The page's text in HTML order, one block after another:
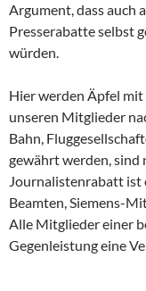
Argument, dass auch
Presserabatte selbst
würden.
Hier werden Äpfel
unseren Mitglieder
Bahn,
gewährt werden, sind
Journalistenrabatt ist
Beamten, Siemens-
Alle Mitglieder einer
Gegenleistung eine